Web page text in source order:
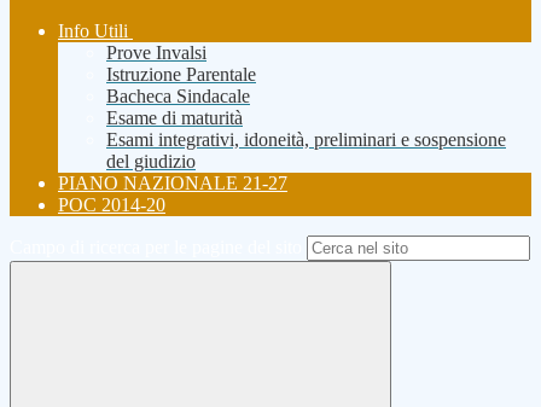
Info Utili
Prove Invalsi
Istruzione Parentale
Bacheca Sindacale
Esame di maturità
Esami integrativi, idoneità, preliminari e sospensione
del giudizio
PIANO NAZIONALE 21-27
POC 2014-20